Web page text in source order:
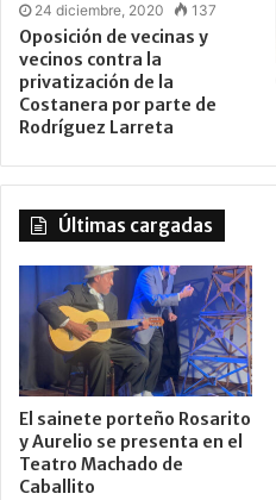
24 diciembre, 2020 137
Oposición de vecinas y
vecinos contra la
privatización de la
Costanera por parte de
Rodríguez Larreta
Últimas cargadas
El sainete porteño Rosarito
y Aurelio se presenta en el
Teatro Machado de
Caballito